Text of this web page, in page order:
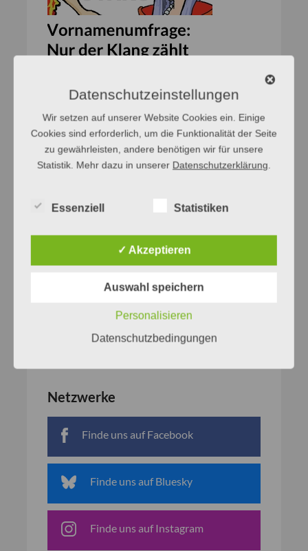
Netzwerke
Finde uns auf Facebook
Finde uns auf Bluesky
Finde uns auf Instagram
Datenschutzeinstellungen
Wir setzen auf unserer Website Cookies ein. Einige
Cookies sind erforderlich, um die Funktionalität der Seite
zu gewährleisten, andere benötigen wir für unsere
Statistik. Mehr dazu in unserer Datenschutzerklärung
Essenziell Statistiken
✓ Akzeptieren
Auswahl speichern
Personalisieren
Datenschutzbedingungen